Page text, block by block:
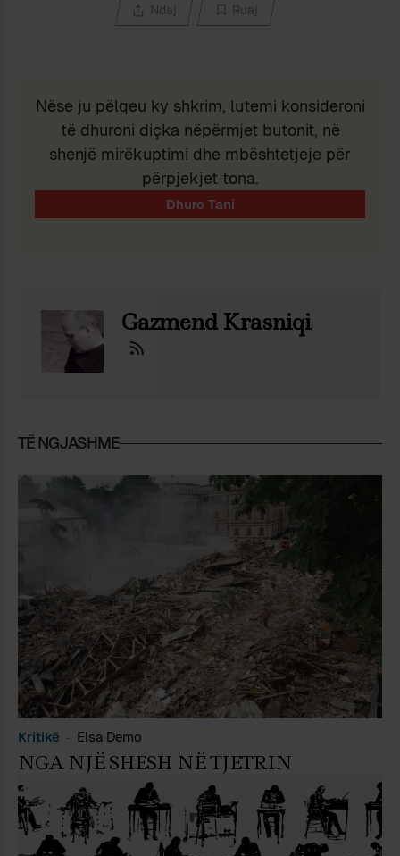
Ndaj Ruaj
Nëse ju pëlqeu ky shkrim, lutemi konsideroni
të dhuroni diçka nëpërmjet butonit, në
shenjë mirëkuptimi dhe mbështetjeje për
përpjekjet tona.
Gazmend Krasniqi
TË NGJASHME
Kritikë Elsa Demo
NGA NJË SHESH NË TJETRIN